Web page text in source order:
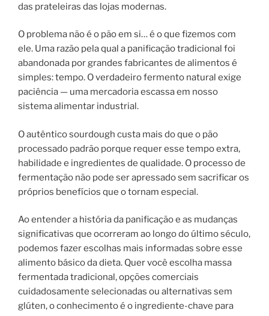
das prateleiras das lojas modernas.
O problema não é o pão em si… é o que fizemos com
ele. Uma razão pela qual a panificação tradicional foi
abandonada por grandes fabricantes de alimentos é
simples: tempo. O verdadeiro fermento natural exige
paciência — uma mercadoria escassa em nosso
sistema alimentar industrial.
O autêntico sourdough custa mais do que o pão
processado padrão porque requer esse tempo extra,
habilidade e ingredientes de qualidade. O processo de
fermentação não pode ser apressado sem sacrificar os
próprios benefícios que o tornam especial.
Ao entender a história da panificação e as mudanças
significativas que ocorreram ao longo do último século,
podemos fazer escolhas mais informadas sobre esse
alimento básico da dieta. Quer você escolha massa
fermentada tradicional, opções comerciais
cuidadosamente selecionadas ou alternativas sem
glúten, o conhecimento é o ingrediente-chave para